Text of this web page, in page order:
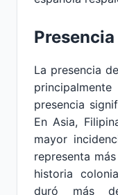
La presencia
presencia
En Asia,
mayor
representa
historia
duró más